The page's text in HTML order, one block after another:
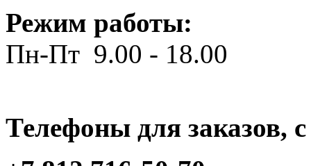
Режим работы:
Пн-Пт 9.00 - 18.00
Телефоны для заказов,